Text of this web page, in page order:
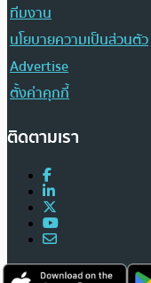
ทีมงาน
นโยบายความเป็นส่วนตัว
Advertise
ตั้งค่าคุกกี้
ติดตามเรา